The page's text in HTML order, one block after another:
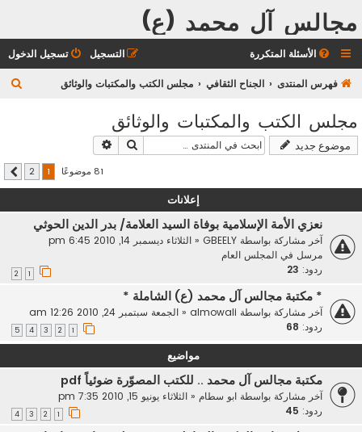
مجالس آل محمد (ع)
الأسئلة المتكررة تسجيل الدخول التسجيل
فهرس المنتدى الجناح الثقافي مجلس الكتب والمكتبات والوثائق
ب
مجلس الكتب والمكتبات والوثائق
موضوع جديد بحث
81 موضوعًا 2 التالي
إعلانات
نعزي الأمة الإسلامية بوفاة السيد العلامة/ بدر الدين الحوثي
آخر مشاركة بواسطة GBEELY
« الثلاثاء ديسمبر 14, 2010 6:45 pm
مرسل في المجلس العام
ردود: 23
* مكتبة مجالس آل محمد (ع) الشاملة *
آخر مشاركة بواسطة almowali
« الجمعة سبتمبر 24, 2010 12:26 am
ردود: 68
3
4
5
مواضيع
مكتبة مجالس آل محمد .. للكتب المصوّرة ضوئياً pdf
آخر مشاركة بواسطة ابو سطام« الثلاثاء يونيو 15, 2010 7:35 pm
ردود: 45
3
4